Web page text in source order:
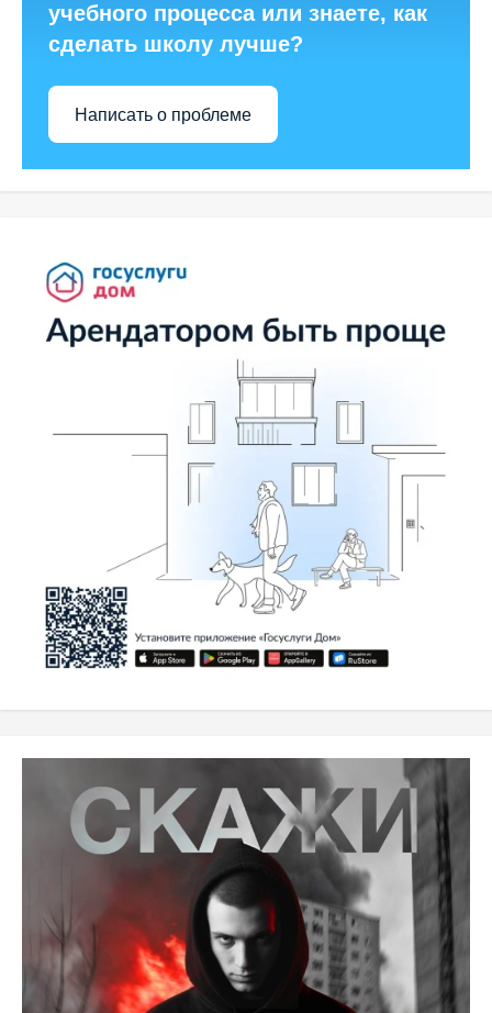
учебного процесса или знаете, как
сделать школу лучше?
Написать о проблеме